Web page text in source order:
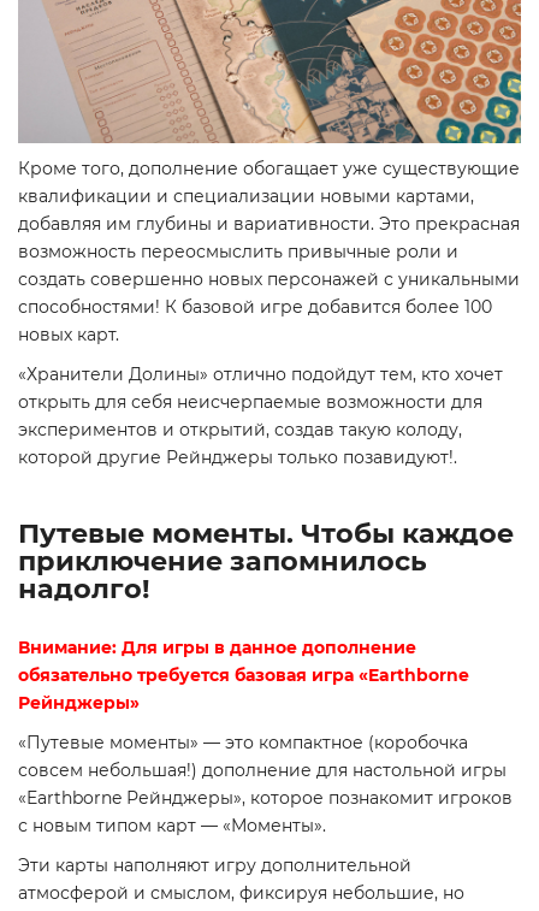
Кроме того, дополнение обогащает уже существующие
квалификации и специализации новыми картами,
добавляя им глубины и вариативности. Это прекрасная
возможность переосмыслить привычные роли и
создать совершенно новых персонажей с уникальными
способностями! К базовой игре добавится более 100
новых карт.
«Хранители Долины» отлично подойдут тем, кто хочет
открыть для себя неисчерпаемые возможности для
экспериментов и открытий, создав такую колоду,
которой другие Рейнджеры только позавидуют!.
Путевые моменты. Чтобы каждое
приключение запомнилось
надолго!
Внимание: Для игры в данное дополнение
обязательно требуется базовая игра «Earthborne
Рейнджеры»
«Путевые моменты» — это компактное (коробочка
совсем небольшая!) дополнение для настольной игры
«Earthborne Рейнджеры», которое познакомит игроков
с новым типом карт — «Моменты».
Эти карты наполняют игру дополнительной
атмосферой и смыслом, фиксируя небольшие, но